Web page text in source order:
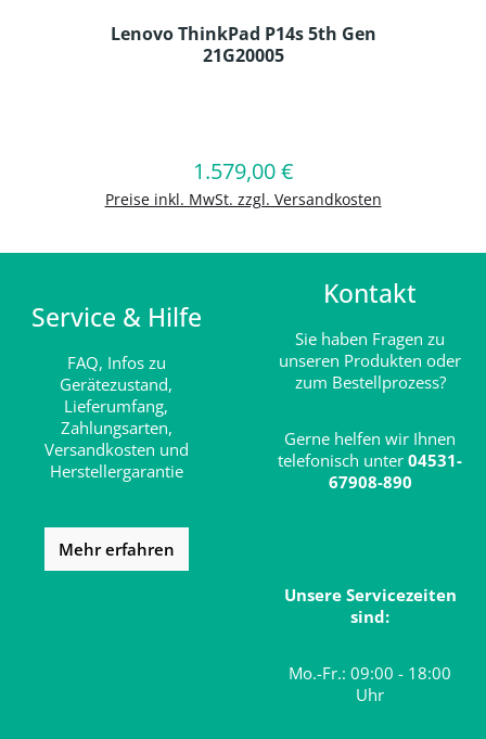
Lenovo ThinkPad P14s 5th Gen
21G20005
Regulärer Preis:
1.579,00 €
Preise inkl. MwSt. zzgl. Versandkosten
In den Warenkorb
Service & Hilfe
FAQ, Infos zu
Gerätezustand,
Lieferumfang,
Zahlungsarten,
Versandkosten und
Herstellergarantie
Mehr erfahren
Kontakt
Sie haben Fragen zu
unseren Produkten oder
zum Bestellprozess?
Gerne helfen wir Ihnen
telefonisch unter 04531-
67908-890
Unsere Servicezeiten
sind:
Mo.-Fr.: 09:00 - 18:00
Uhr